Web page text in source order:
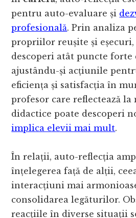
pentru auto-evaluare și
profesională. Prin analiza
propriilor reușite și
descoperi atât puncte forte
ajustându-și acțiunile
eficiența și satisfacția în
profesor care reflectează la
didactice poate descoperi
implica elevii mai mult.
În relații, auto-reflecția
înțelegerea față de alții,
interacțiuni mai
consolidarea legăturilor.
reacțiile în diverse situații